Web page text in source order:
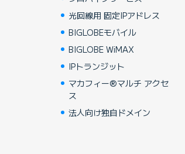
光回線用 固定IPアドレス
BIGLOBEモバイル
BIGLOBE WiMAX
IPトランジット
マカフィー®マルチ アクセ
ス
法人向け独自ドメイン